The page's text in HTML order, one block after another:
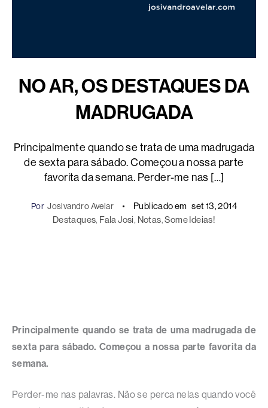
NO AR, OS DESTAQUES DA
MADRUGADA
Principalmente quando se trata de uma madrugada
de sexta para sábado. Começou a nossa parte
favorita da semana. Perder-me nas […]
Por Josivandro Avelar Publicado em set 13, 2014
Destaques, Fala Josi, Notas, Some Ideias!
Principalmente quando se trata de uma madrugada de
sexta para sábado. Começou a nossa parte favorita da
semana.
Perder-me nas palavras. Não se perca nelas quando você